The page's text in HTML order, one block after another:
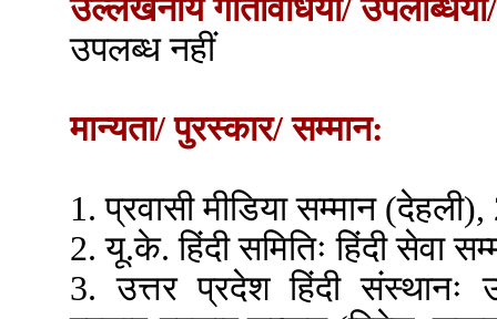
उल्लेखनीय गतिविधियाँ/ उपलब्धियाँ/
उपलब्ध नहीं
मान्यता/ पुरस्कार/ सम्मान:
1. प्रवासी मीडिया सम्मान
2. यू.के. हिंदी समितिः हिंदी सेवा
3. उत्तर प्रदेश हिंदी संस्थानः